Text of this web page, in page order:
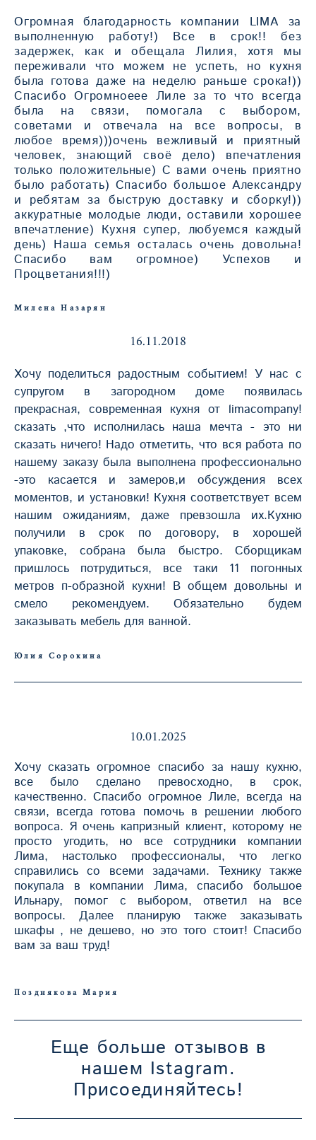
Огромная благодарность компании LIMA за
выполненную работу!) Все в срок!! без
задержек, как и обещала Лилия, хотя мы
переживали что можем не успеть, но кухня
была готова даже на неделю раньше срока!))
Спасибо Огромноеее Лиле за то что всегда
была на связи, помогала с выбором,
советами и отвечала на все вопросы, в
любое время)))очень вежливый и приятный
человек, знающий своё дело) впечатления
только положительные) С вами очень приятно
было работать) Спасибо большое Александру
и ребятам за быструю доставку и сборку!))
аккуратные молодые люди, оставили хорошее
впечатление) Кухня супер, любуемся каждый
день) Наша семья осталась очень довольна!
Спасибо вам огромное) Успехов и
Процветания!!!)
Милена Назарян
16.11.2018
Хочу поделиться радостным событием! У нас с
супругом в загородном доме появилась
прекрасная, современная кухня от limacompany!
сказать ,что исполнилась наша мечта - это ни
сказать ничего! Надо отметить, что вся работа по
нашему заказу была выполнена профессионально
-это касается и замеров,и обсуждения всех
моментов, и установки! Кухня соответствует всем
нашим ожиданиям, даже превзошла их.Кухню
получили в срок по договору, в хорошей
упаковке, собрана была быстро. Сборщикам
пришлось потрудиться, все таки 11 погонных
метров п-образной кухни! В общем довольны и
смело рекомендуем. Обязательно будем
заказывать мебель для ванной.
Юлия Сорокина
10.01.2025
Хочу сказать огромное спасибо за нашу кухню,
все было сделано превосходно, в срок,
качественно. Спасибо огромное Лиле, всегда на
связи, всегда готова помочь в решении любого
вопроса. Я очень капризный клиент, которому не
просто угодить, но все сотрудники компании
Лима, настолько профессионалы, что легко
справились со всеми задачами. Технику также
покупала в компании Лима, спасибо большое
Ильнару, помог с выбором, ответил на все
вопросы. Далее планирую также заказывать
шкафы , не дешево, но это того стоит! Спасибо
вам за ваш труд!
Позднякова Мария
Еще больше отзывов в
нашем Istagram.
Присоединяйтесь!